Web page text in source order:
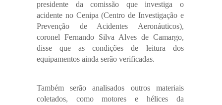
presidente da comissão que investiga o
acidente no Cenipa (Centro de Investigação e
Prevenção de Acidentes Aeronáuticos),
coronel Fernando Silva Alves de Camargo,
disse que as condições de leitura dos
equipamentos ainda serão verificadas.
Também serão analisados outros materiais
coletados, como motores e hélices da